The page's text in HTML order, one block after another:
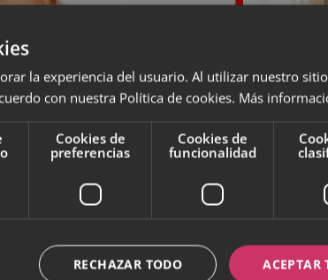
lado está la presión social, ese
de euros, que nos muestran
al mirarnos cada día al
cuerpo que tratamos de
más bonitas que podemos
la experiencia del usuario. Al utilizar nuestro
con nuestra Política de cookies. Más
Cookies de
preferencias
Cookies de
funcionalidad
ACEPTAR
RECHAZAR TODO